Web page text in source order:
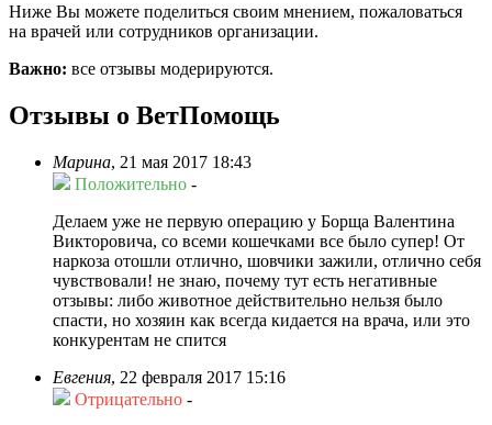
Ниже Вы можете поделиться своим мнением, пожаловаться
на врачей или сотрудников организации.
Важно: все отзывы модерируются.
Отзывы о ВетПомощь
Марина, 21 мая 2017 18:43
Положительно -
Делаем уже не первую операцию у Борща Валентина
Викторовича, со всеми кошечками все было супер! От
наркоза отошли отлично, шовчики зажили, отлично себя
чувствовали! не знаю, почему тут есть негативные
отзывы: либо животное действительно нельзя было
спасти, но хозяин как всегда кидается на врача, или это
конкурентам не спится
Евгения, 22 февраля 2017 15:16
Отрицательно -